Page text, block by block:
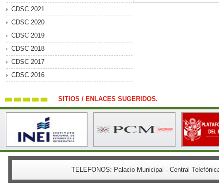
CDSC 2021
CDSC 2020
CDSC 2019
CDSC 2018
CDSC 2017
CDSC 2016
SITIOS / ENLACES SUGERIDOS.
TELEFONOS: Palacio Municipal - Central